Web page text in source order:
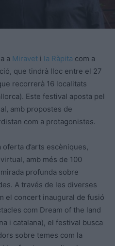
a Miravet i la Ràpita com a
que tindrà lloc entre el 27
recorrerà 16 localitats
Este festival aposta pel
amb propostes de
com a protagonistes.
oferta d’arts escèniques,
amb més de 100
profunda sobre
A través de les diverses
el concert inaugural de fusió
com Dream of the land
i catalana), el festival busca
sobre temes com la